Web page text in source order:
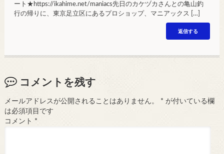
ート★https://ikahime.net/maniacs先日のカケヅカさんとの亀山釣
行の帰りに、東京足立区にあるプロショップ、マニアックス […]
返信する
コメントを残す
メールアドレスが公開されることはありません。 * が付いている欄
は必須項目です
コメント *